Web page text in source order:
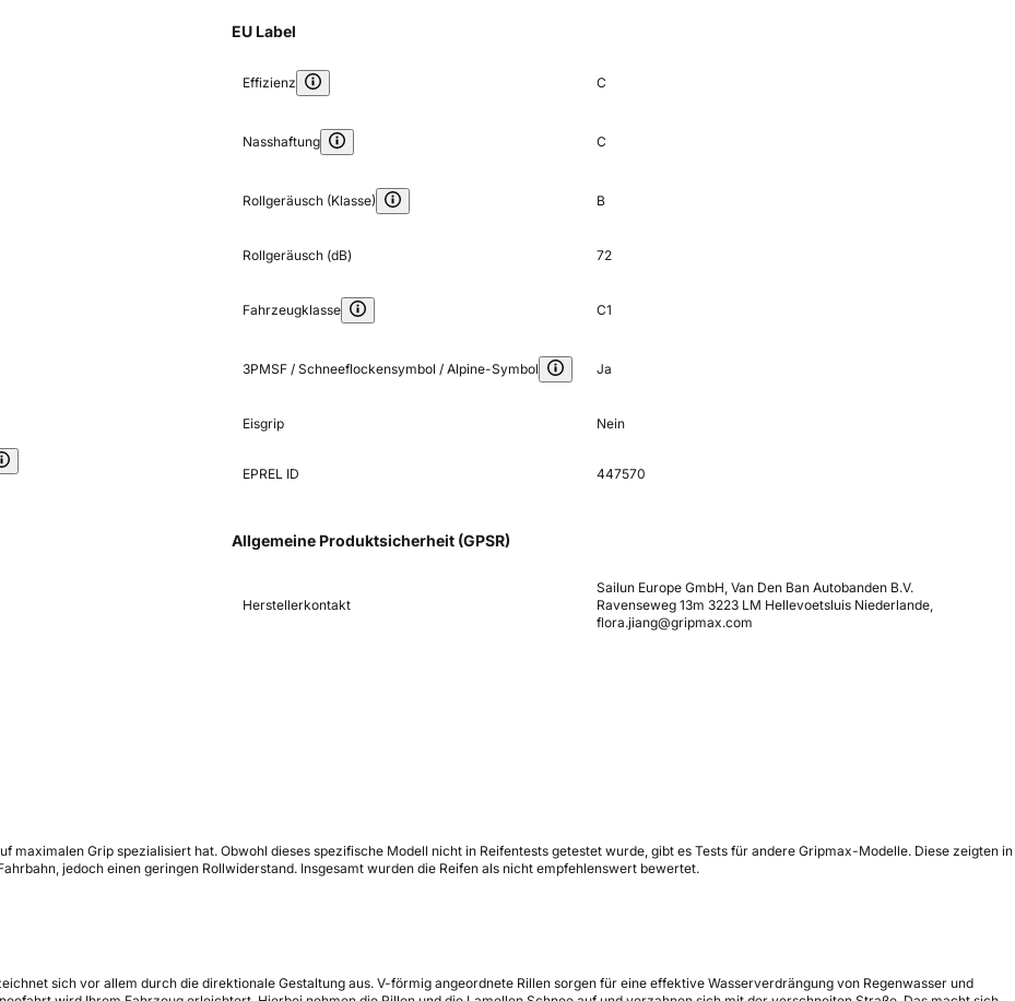
EU Label
Effizienz C
Nasshaftung C
Rollgeräusch (Klasse) B
Rollgeräusch (dB) 72
Fahrzeugklasse C1
3PMSF / Schneeflockensymbol / Alpine-Symbol Ja
Eisgrip Nein
EPREL ID 447570
Allgemeine Produktsicherheit (GPSR)
Herstellerkontakt
Sailun Europe GmbH, Van Den Ban Autobanden B.V.
Ravenseweg 13m 3223 LM Hellevoetsluis Niederlande,
flora.jiang@gripmax.com
maximalen Grip spezialisiert hat. Obwohl dieses spezifische Modell nicht in Reifentests getestet wurde, gibt es Tests für andere Gripmax-Modelle. Diese zeigten in
jedoch einen geringen Rollwiderstand. Insgesamt wurden die Reifen als nicht empfehlenswert bewertet.
sich vor allem durch die direktionale Gestaltung aus. V-förmig angeordnete Rillen sorgen für eine effektive Wasserverdrängung von Regenwasser und